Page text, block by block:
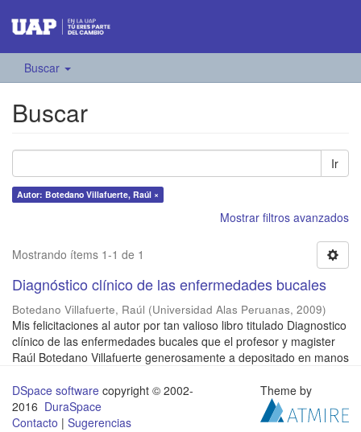
Buscar
Buscar
Ir
Autor: Botedano Villafuerte, Raúl ×
Mostrar filtros avanzados
Mostrando ítems 1-1 de 1
Diagnóstico clínico de las enfermedades bucales
Botedano Villafuerte, Raúl (Universidad Alas Peruanas, 2009)
Mis felicitaciones al autor por tan valioso libro titulado Diagnostico
clínico de las enfermedades bucales que el profesor y magister
Raúl Botedano Villafuerte generosamente a depositado en manos
DSpace software copyright © 2002-
2016 DuraSpace
Contacto | Sugerencias
Theme by